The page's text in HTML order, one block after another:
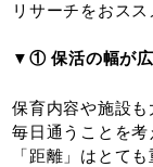
リサーチをおス
▼① 保活の幅が
保育内容や施設も
毎日通うことを考
「距離」はとても